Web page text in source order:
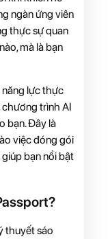
ngàn ứng viên
thực sự quan
mà là bạn
lực thực
trình AI
bạn. Đây là
việc đóng gói
bạn nổi bật
thuyết sáo